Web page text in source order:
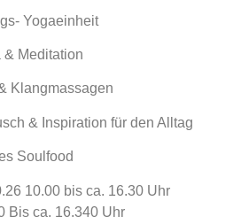
Yogaeinheit
& Meditation
Klangmassagen
& Inspiration für den Alltag
Soulfood
10.00 bis ca. 16.30 Uhr
Bis ca. 16.340 Uhr